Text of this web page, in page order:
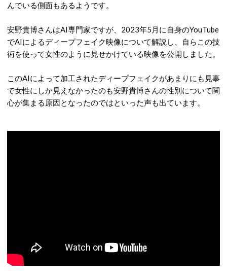
んでいる側面もあるようです。
安野貴博さんはAI専門家ですが、2023年5月に自身のYouTube
でAIによるディープフェイク映像について解説し、自らこの技
術を使って女性のように見せかけている映像を公開しました。
このAIによって加工されたディープフェイクがあまりにも見事
で女性にしか見えなかったのも安野貴博さんの性別について関
心が集まる原因となったのではといった声も出ています。